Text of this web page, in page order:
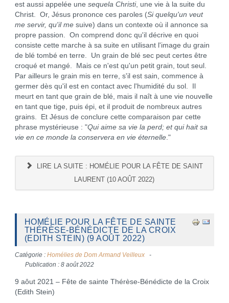
est aussi appelée une sequela Christi, une vie à la suite du
Christ. Or, Jésus prononce ces paroles (Si quelqu'un veut
me servir, qu'il me suive) dans un contexte où il annonce sa
propre passion. On comprend donc qu'il décrive en quoi
consiste cette marche à sa suite en utilisant l'image du grain
de blé tombé en terre. Un grain de blé sec peut certes être
croqué et mangé. Mais ce n'est qu'un petit grain, tout seul.
Par ailleurs le grain mis en terre, s'il est sain, commence à
germer dès qu'il est en contact avec l'humidité du sol. Il
meurt en tant que grain de blé, mais il naît à une vie nouvelle
en tant que tige, puis épi, et il produit de nombreux autres
grains. Et Jésus de conclure cette comparaison par cette
phrase mystérieuse : "Qui aime sa vie la perd; et qui hait sa
vie en ce monde la conservera en vie éternelle."
LIRE LA SUITE : HOMÉLIE POUR LA FÊTE DE SAINT
LAURENT (10 AOÛT 2022)
HOMÉLIE POUR LA FÊTE DE SAINTE
THÉRÈSE-BÉNÉDICTE DE LA CROIX
(EDITH STEIN) (9 AOÛT 2022)
Catégorie : Homélies de Dom Armand Veilleux
Publication : 8 août 2022
9 aôut 2021 – Fête de sainte Thérèse-Bénédicte de la Croix
(Edith Stein)